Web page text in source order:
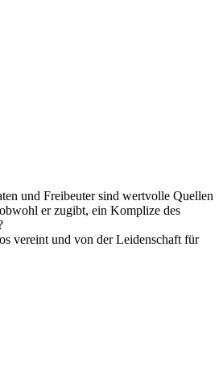
und Freibeuter sind wertvolle Quellen
er zugibt, ein Komplize des
vereint und von der Leidenschaft für